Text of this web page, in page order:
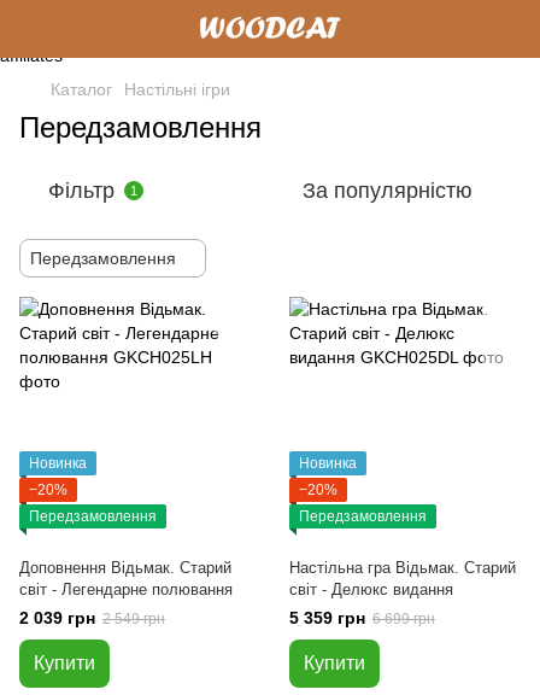
Каталог Настільні ігри
Передзамовлення
Фільтр 1 За популярністю
Передзамовлення
Новинка
−20%
Передзамовлення
Доповнення Відьмак. Старий
світ - Легендарне полювання
2 039 грн 2 549 грн
Купити
Новинка
−20%
Передзамовлення
Настільна гра Відьмак. Старий
світ - Делюкс видання
5 359 грн 6 699 грн
Купити